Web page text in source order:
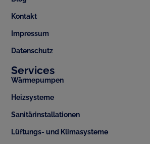
Kontakt
Impressum
Datenschutz
Services
Wärmepumpen
Heizsysteme
Sanitärinstallationen
Lüftungs- und Klimasysteme